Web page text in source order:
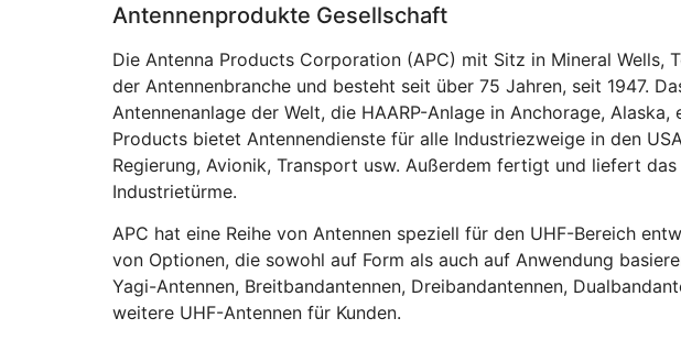
Antennenprodukte Gesellschaft
Die Antenna Products Corporation (APC) mit Sitz in Mineral Wells,
der Antennenbranche und besteht seit über 75 Jahren, seit 1947.
Antennenanlage der Welt, die HAARP-Anlage in Anchorage,
Products bietet Antennendienste für alle Industriezweige in den
Regierung, Avionik, Transport usw. Außerdem fertigt und liefert
Industrietürme.
APC hat eine Reihe von Antennen speziell für den UHF-Bereich
von Optionen, die sowohl auf Form als auch auf Anwendung
Yagi-Antennen, Breitbandantennen, Dreibandantennen,
weitere UHF-Antennen für Kunden.